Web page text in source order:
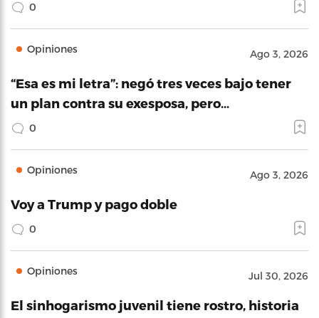
0
Opiniones Ago 3, 2026
“Esa es mi letra”: negó tres veces bajo tener
un plan contra su exesposa, pero…
0
Opiniones Ago 3, 2026
Voy a Trump y pago doble
0
Opiniones Jul 30, 2026
El sinhogarismo juvenil tiene rostro, historia